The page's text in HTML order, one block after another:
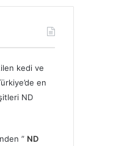
kedi ve
en
ND
” ND